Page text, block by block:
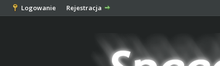
Logowanie Rejestracja